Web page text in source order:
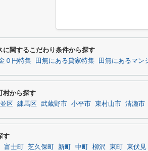
に関するこだわり条件から探す
０円特集 田無にある貸家特集 田無にあるマン
村から探す
区 練馬区 武蔵野市 小平市 東村山市 清瀬市
す
富士町 芝久保町 新町 中町 柳沢 東町
東伏見